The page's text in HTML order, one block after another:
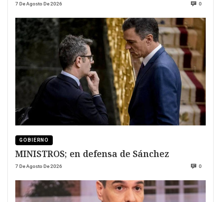
7 De Agosto De 2026 0
GOBIERNO
MINISTROS; en defensa de Sánchez
7 De Agosto De 2026 0